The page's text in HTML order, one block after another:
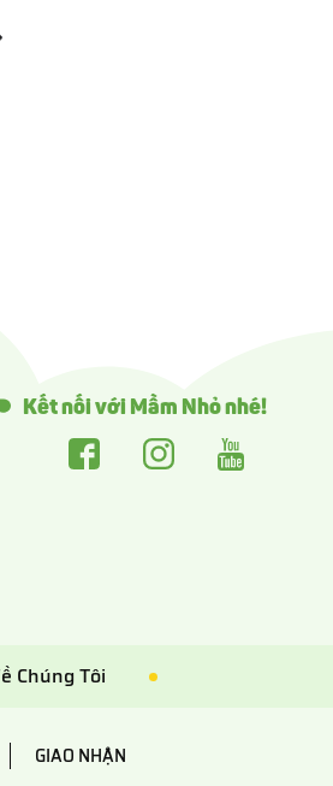
Kết nối với Mầm Nhỏ nhé!
Chúng Tôi
GIAO NHẬN